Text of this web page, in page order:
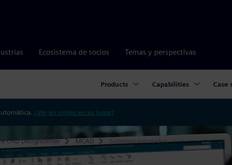
Ecosistema de socios Temas y perspectivas
Products Capabilities Case
¿Ver en inglés en su lugar?
CAD Designcenter MCAD Sistemas enrutados